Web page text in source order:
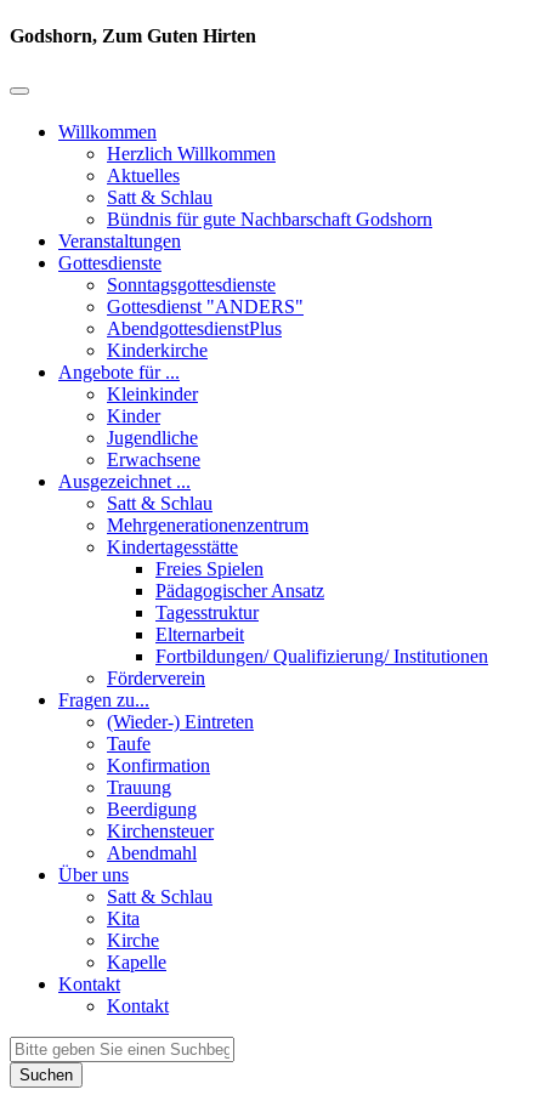
Godshorn, Zum Guten Hirten
Willkommen
Herzlich Willkommen
Aktuelles
Satt & Schlau
Bündnis für gute Nachbarschaft Godshorn
Veranstaltungen
Gottesdienste
Sonntagsgottesdienste
Gottesdienst "ANDERS"
AbendgottesdienstPlus
Kinderkirche
Angebote für ...
Kleinkinder
Kinder
Jugendliche
Erwachsene
Ausgezeichnet ...
Satt & Schlau
Mehrgenerationenzentrum
Kindertagesstätte
Freies Spielen
Pädagogischer Ansatz
Tagesstruktur
Elternarbeit
Fortbildungen/ Qualifizierung/ Institutionen
Förderverein
Fragen zu...
(Wieder-) Eintreten
Taufe
Konfirmation
Trauung
Beerdigung
Kirchensteuer
Abendmahl
Über uns
Satt & Schlau
Kita
Kirche
Kapelle
Kontakt
Kontakt
Suchen